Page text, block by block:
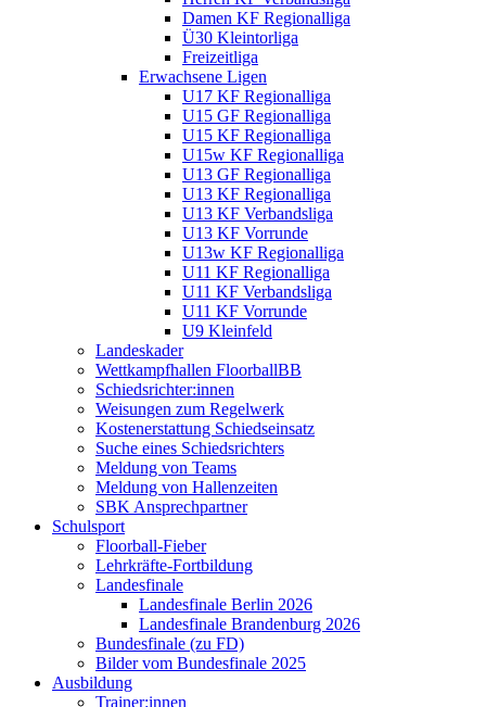
Damen KF Regionalliga
Ü30 Kleintorliga
Freizeitliga
Erwachsene Ligen
U17 KF Regionalliga
U15 GF Regionalliga
U15 KF Regionalliga
U15w KF Regionalliga
U13 GF Regionalliga
U13 KF Regionalliga
U13 KF Verbandsliga
U13 KF Vorrunde
U13w KF Regionalliga
U11 KF Regionalliga
U11 KF Verbandsliga
U11 KF Vorrunde
U9 Kleinfeld
Landeskader
Wettkampfhallen FloorballBB
Schiedsrichter:innen
Weisungen zum Regelwerk
Kostenerstattung Schiedseinsatz
Suche eines Schiedsrichters
Meldung von Teams
Meldung von Hallenzeiten
SBK Ansprechpartner
Schulsport
Floorball-Fieber
Lehrkräfte-Fortbildung
Landesfinale
Landesfinale Berlin 2026
Landesfinale Brandenburg 2026
Bundesfinale (zu FD)
Bilder vom Bundesfinale 2025
Ausbildung
Trainer:innen